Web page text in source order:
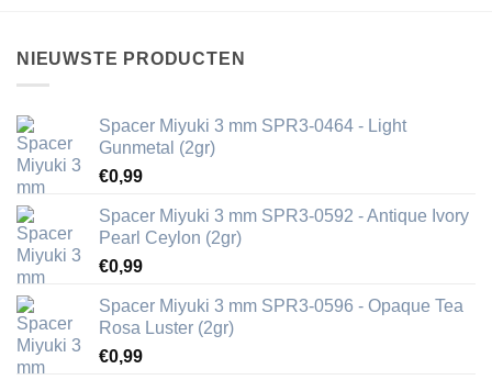
NIEUWSTE PRODUCTEN
Spacer Miyuki 3 mm SPR3-0464 - Light
Gunmetal (2gr)
€0,99
Spacer Miyuki 3 mm SPR3-0592 - Antique Ivory
Pearl Ceylon (2gr)
€0,99
Spacer Miyuki 3 mm SPR3-0596 - Opaque Tea
Rosa Luster (2gr)
€0,99